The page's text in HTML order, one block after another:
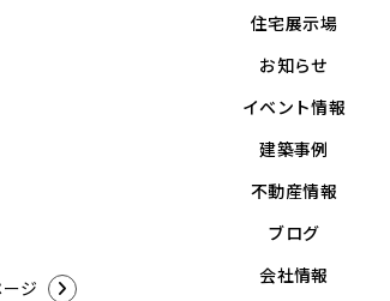
住宅展示場
お知らせ
イベント情報
建築事例
不動産情報
ブログ
会社情報
ジ